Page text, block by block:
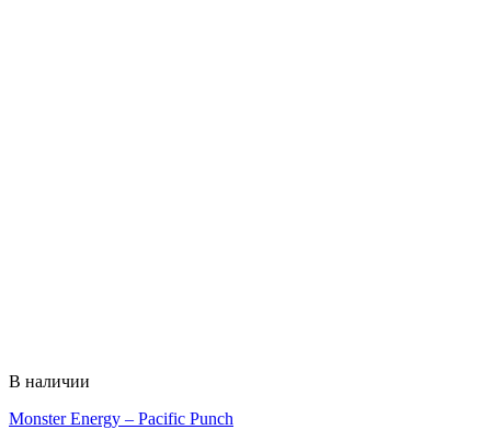
В наличии
Monster Energy – Pacific Punch